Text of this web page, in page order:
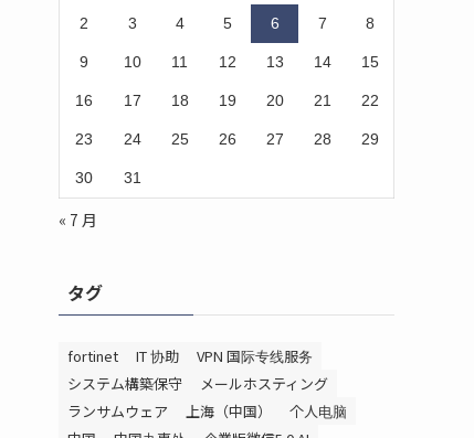
2 3 4 5 6 7 8
9 10 11 12 13 14 15
16 17 18 19 20 21 22
23 24 25 26 27 28 29
30 31
« 7 月
タグ
fortinet IT 协助
VPN 国际专线服务
システム構築保守
メールホスティング
ランサムウェア
上海（中国）
个人电脑